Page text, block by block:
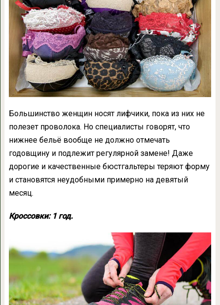
Большинство женщин носят лифчики, пока из них не
полезет проволока. Но специалисты говорят, что
нижнее бельё вообще не должно отмечать
годовщину и подлежит регулярной замене! Даже
дорогие и качественные бюстгальтеры теряют форму
и становятся неудобными примерно на девятый
месяц.
Кроссовки: 1 год.